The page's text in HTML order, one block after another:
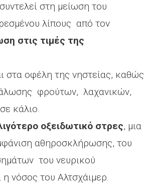
στη μείωση του
λίπους από τον
στις τιμές της
στα οφέλη της νηστείας, καθώς
φρούτων, λαχανικών,
κάλιο.
οξειδωτικό στρες, μια
αθηροσκλήρωσης, του
του νευρικού
νόσος του Αλτσχάιμερ.